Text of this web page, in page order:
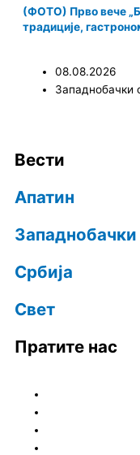
(ФОТО) Прво вече
традиције,
08.08.2026
Западнобачки
Вести
Апатин
Западнобачки
Србија
Свет
Пратите нас